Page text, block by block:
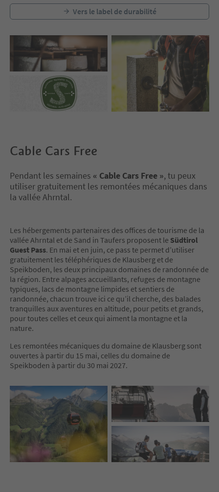
Vers le label de durabilité
Cable Cars Free
Pendant les semaines « Cable Cars Free », tu peux
utiliser gratuitement les remontées mécaniques dans
la vallée Ahrntal.
Les hébergements partenaires des offices de tourisme de la
vallée Ahrntal et de Sand in Taufers proposent le Südtirol
Guest Pass. En mai et en juin, ce pass te permet d’utiliser
gratuitement les téléphériques de Klausberg et de
Speikboden, les deux principaux domaines de randonnée de
la région. Entre alpages accueillants, refuges de montagne
typiques, lacs de montagne limpides et sentiers de
randonnée, chacun trouve ici ce qu’il cherche, des balades
tranquilles aux aventures en altitude, pour petits et grands,
pour toutes celles et ceux qui aiment la montagne et la
nature.
Les remontées mécaniques du domaine de Klausberg sont
ouvertes à partir du 15 mai, celles du domaine de
Speikboden à partir du 30 mai 2027.